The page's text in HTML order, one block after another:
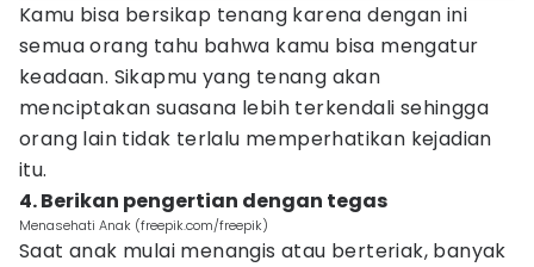
Kamu bisa bersikap tenang karena dengan ini
semua orang tahu bahwa kamu bisa mengatur
keadaan. Sikapmu yang tenang akan
menciptakan suasana lebih terkendali sehingga
orang lain tidak terlalu memperhatikan kejadian
itu.
4. Berikan pengertian dengan tegas
Menasehati Anak (freepik.com/freepik)
Saat anak mulai menangis atau berteriak, banyak